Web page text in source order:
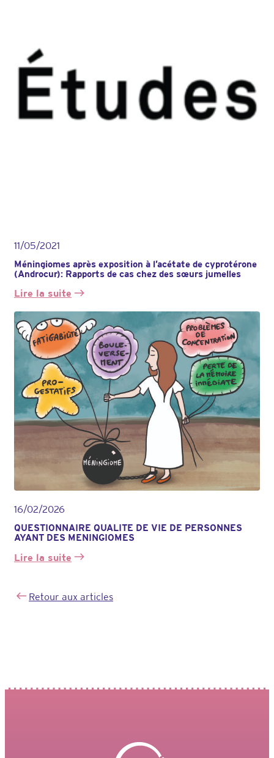
11/05/2021
Méningiomes après exposition à l’acétate de cyprotérone
(Androcur): Rapports de cas chez des sœurs jumelles
Lire la suite
:
Méningiomes
après
exposition
l’acétate
cyprotérone
(Androcur):
Rapports
de
sœurs
16/02/2026
QUESTIONNAIRE QUALITE DE VIE DE PERSONNES
AYANT DES MENINGIOMES
Lire la suite
:
DE Retour aux articles